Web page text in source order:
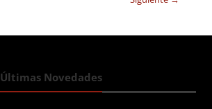
Últimas Novedades